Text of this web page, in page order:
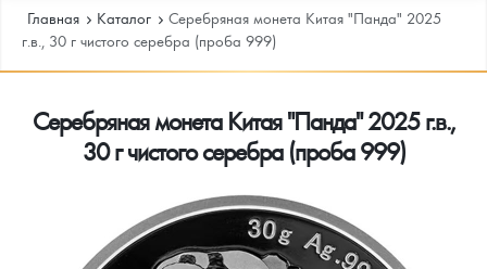
Каталог Монет
Монеты Россия и СССР
Памятные и старинные монеты
Подлинность монет
Главная Каталог
Серебряная монета Китая "Панда" 2025
г.в., 30 г чистого серебра (проба 999)
Серебряная монета Китая "Панда" 2025 г.в.,
30 г чистого серебра (проба 999)